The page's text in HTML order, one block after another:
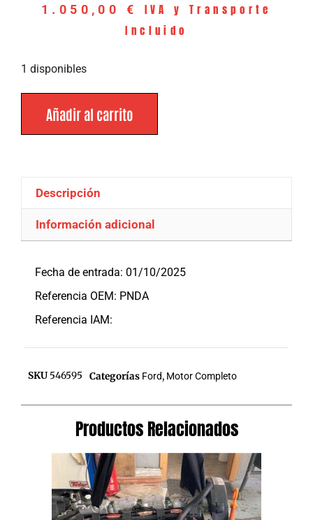
1.050,00 €
IVA y Transporte
Incluido
1 disponibles
Añadir al carrito
Descripción
Información adicional
Fecha de entrada: 01/10/2025
Referencia OEM: PNDA
Referencia IAM:
SKU 546595 Categorías Ford, Motor Completo
Productos Relacionados